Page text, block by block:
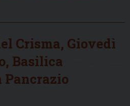
Crisma, Giovedì
Basilica
Pancrazio